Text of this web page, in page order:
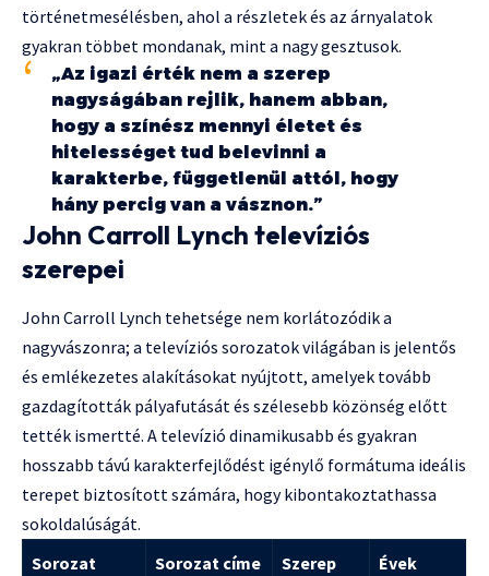
történetmesélésben, ahol a részletek és az árnyalatok
gyakran többet mondanak, mint a nagy gesztusok.
„Az igazi érték nem a szerep
nagyságában rejlik, hanem abban,
hogy a színész mennyi életet és
hitelességet tud belevinni a
karakterbe, függetlenül attól, hogy
hány percig van a vásznon.”
John Carroll Lynch televíziós
szerepei
John Carroll Lynch tehetsége nem korlátozódik a
nagyvászonra; a televíziós sorozatok világában is jelentős
és emlékezetes alakításokat nyújtott, amelyek tovább
gazdagították pályafutását és szélesebb közönség előtt
tették ismertté. A televízió dinamikusabb és gyakran
hosszabb távú karakterfejlődést igénylő formátuma ideális
terepet biztosított számára, hogy kibontakoztathassa
sokoldalúságát.
Sorozat
Sorozat címe
Szerep Évek